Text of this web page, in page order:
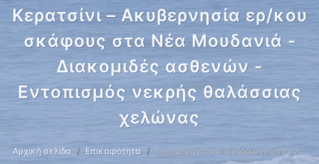
Κερατσίνι – Ακυβερνησία ερ/κου
σκάφους στα Νέα Μουδανιά -
Διακομιδές ασθενών -
Εντοπισμός νεκρής θαλάσσιας
χελώνας
Αρχική σελίδα Επικαιρότητα Ανεύρεση σορού άνδρα αγνώστων …